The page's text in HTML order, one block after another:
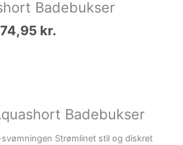
Badebukser
kr.
Badebukser
Strømlinet stil og diskret